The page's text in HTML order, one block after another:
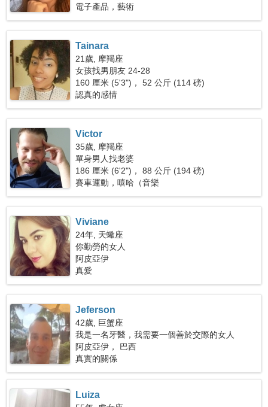
電子產品，藝術
Tainara
21歲, 摩羯座
女孩找男朋友 24-28
160 厘米 (5'3")， 52 公斤 (114 磅)
認真的感情
Victor
35歲, 摩羯座
單身男人找老婆
186 厘米 (6'2")， 88 公斤 (194 磅)
賽車運動，嘻哈（音樂
Viviane
24年, 天蠍座
你勤勞的女人
阿皮亞伊
真愛
Jeferson
42歲, 巨蟹座
我是一名牙醫，我需要一個善於交際的女人
阿皮亞伊， 巴西
真實的關係
Luiza